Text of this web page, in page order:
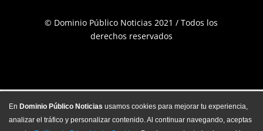
© Dominio Público Noticias 2021 / Todos los
derechos reservados
En Dominio Público Noticias usamos cookies para mejorar tu experiencia,
analizar el tráfico y personalizar contenido. Al continuar navegando, aceptas